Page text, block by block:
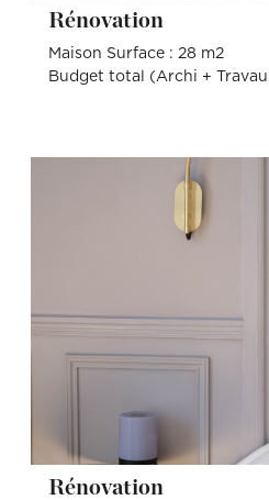
Rénovation
Maison Surface : 28 m2
Budget total (Archi +
Rénovation